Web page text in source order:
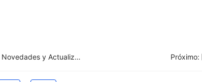
[2025/6/30] Novedades y Actualizaciones Próximo: